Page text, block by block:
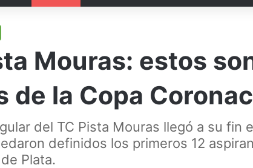
Mouras: estos
de la Copa
del TC Pista Mouras llegó a su fin
definidos los primeros 12
Plata.